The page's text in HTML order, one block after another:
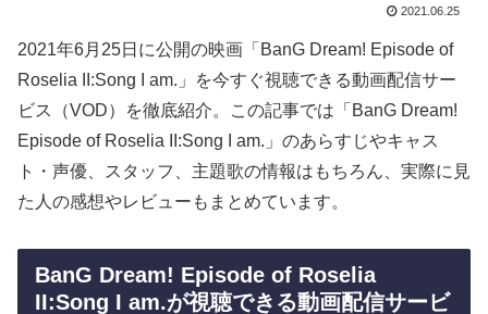
2021.06.25
2021年6月25日に公開の映画「BanG Dream! Episode of
Roselia II:Song I am.」を今すぐ視聴できる動画配信サー
ビス（VOD）を徹底紹介。この記事では「BanG Dream!
Episode of Roselia II:Song I am.」のあらすじやキャス
ト・声優、スタッフ、主題歌の情報はもちろん、実際に見
た人の感想やレビューもまとめています。
BanG Dream! Episode of Roselia
II:Song I am.が視聴できる動画配信サービ